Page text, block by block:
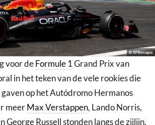
© XPBimages
voor deFormule 1Grand Prix van
in het teken van de vele rookies die
op het Autódromo Hermanos
meerMax Verstappen, Lando Norris,
George Russell stonden langs de zijlijn,